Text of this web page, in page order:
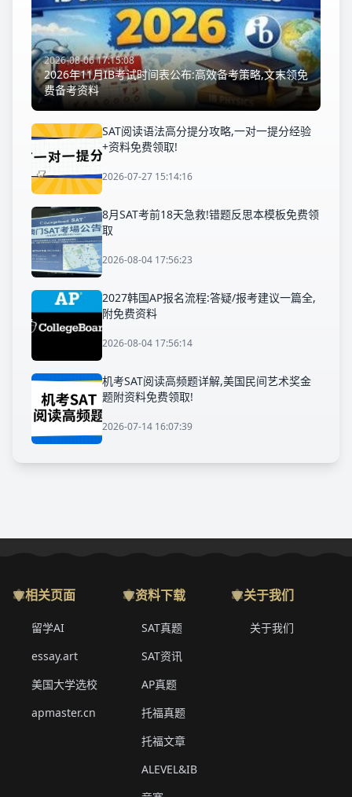
2026-08-06 17:15:08
2026年11月IB考试时间表公布:高效备考策略,文末领免
费备考资料
SAT阅读语法高分提分攻略,一对一提分经验
+资料免费领取!
2026-07-27 15:14:16
8月SAT考前18天急救!错题反思本模板免费领
取
2026-08-04 17:56:23
2027韩国AP报名流程:答疑/报考建议一篇全,
附免费资料
2026-08-04 17:56:14
机考SAT阅读高频题详解,美国民间艺术奖金
题附资料免费领取!
2026-07-14 16:07:39
相关页面
留学AI
essay.art
美国大学选校
apmaster.cn
资料下载
SAT真题
SAT资讯
AP真题
托福真题
托福文章
ALEVEL&IB
关于我们
关于我们